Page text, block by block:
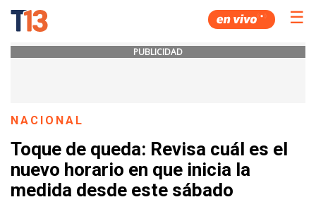
☰
PUBLICIDAD
NACIONAL
Toque de queda: Revisa cuál es el
nuevo horario en que inicia la
medida desde este sábado